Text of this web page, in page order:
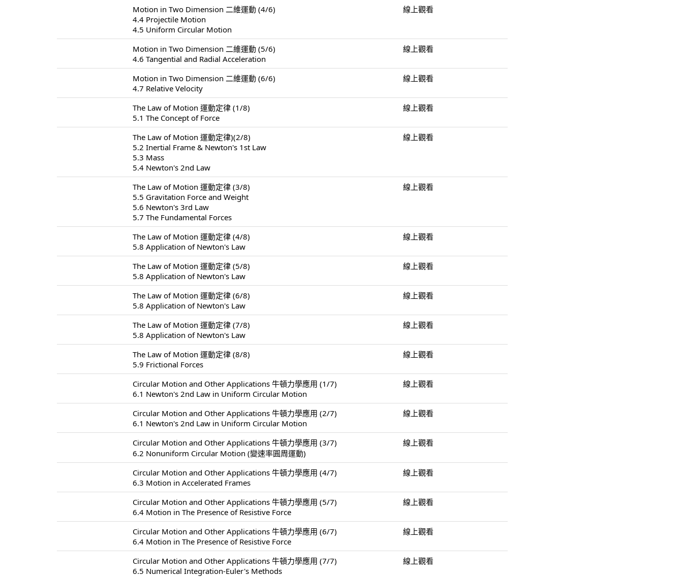
Motion in Two Dimension 二維運動 (4/6)
4.4 Projectile Motion
4.5 Uniform Circular Motion
線上觀看
Motion in Two Dimension 二維運動 (5/6)
4.6 Tangential and Radial Acceleration
線上觀看
Motion in Two Dimension 二維運動 (6/6)
4.7 Relative Velocity
線上觀看
The Law of Motion 運動定律 (1/8)
5.1 The Concept of Force
線上觀看
The Law of Motion 運動定律)(2/8)
5.2 Inertial Frame & Newton's 1st Law
5.3 Mass
5.4 Newton's 2nd Law
線上觀看
The Law of Motion 運動定律 (3/8)
5.5 Gravitation Force and Weight
5.6 Newton's 3rd Law
5.7 The Fundamental Forces
線上觀看
The Law of Motion 運動定律 (4/8)
5.8 Application of Newton's Law
線上觀看
The Law of Motion 運動定律 (5/8)
5.8 Application of Newton's Law
線上觀看
The Law of Motion 運動定律 (6/8)
5.8 Application of Newton's Law
線上觀看
The Law of Motion 運動定律 (7/8)
5.8 Application of Newton's Law
線上觀看
The Law of Motion 運動定律 (8/8)
5.9 Frictional Forces
線上觀看
Circular Motion and Other Applications 牛頓力學應用 (1/7)
6.1 Newton's 2nd Law in Uniform Circular Motion
線上觀看
Circular Motion and Other Applications 牛頓力學應用 (2/7)
6.1 Newton's 2nd Law in Uniform Circular Motion
線上觀看
Circular Motion and Other Applications 牛頓力學應用 (3/7)
6.2 Nonuniform Circular Motion (變速率圓周運動)
線上觀看
Circular Motion and Other Applications 牛頓力學應用 (4/7)
6.3 Motion in Accelerated Frames
線上觀看
Circular Motion and Other Applications 牛頓力學應用 (5/7)
6.4 Motion in The Presence of Resistive Force
線上觀看
Circular Motion and Other Applications 牛頓力學應用 (6/7)
6.4 Motion in The Presence of Resistive Force
線上觀看
Circular Motion and Other Applications 牛頓力學應用 (7/7)
6.5 Numerical Integration-Euler's Methods
線上觀看